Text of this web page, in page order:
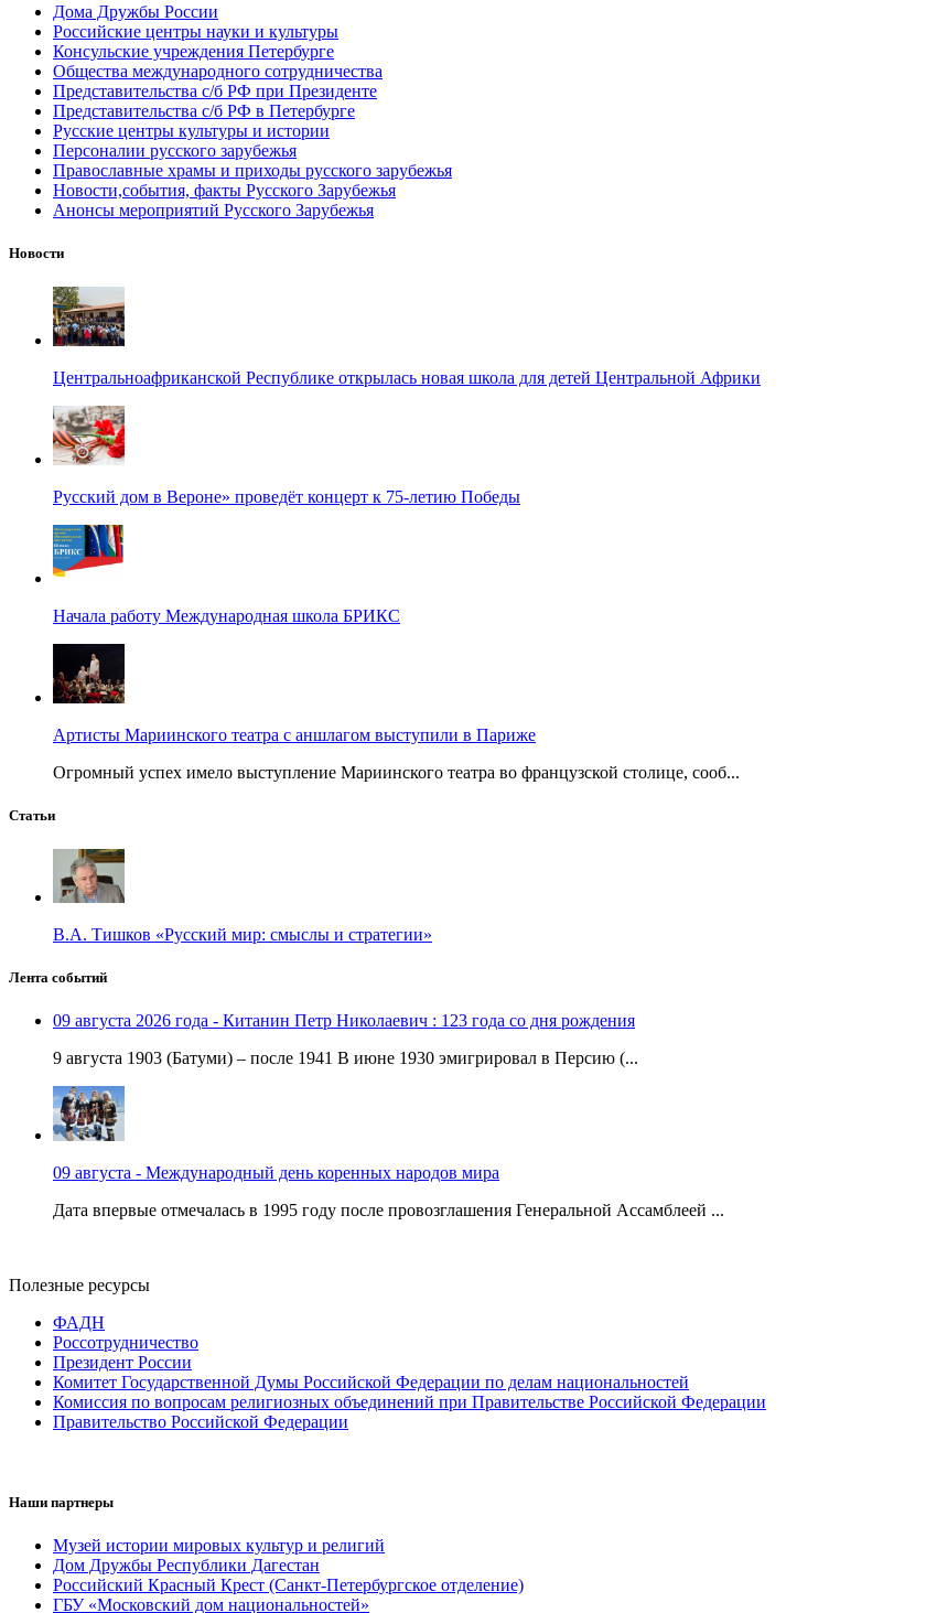
Дома Дружбы России
Российские центры науки и культуры
Консульские учреждения Петербурге
Общества международного сотрудничества
Представительства с/б РФ при Президенте
Представительства с/б РФ в Петербурге
Русские центры культуры и истории
Персоналии русского зарубежья
Православные храмы и приходы русского зарубежья
Новости,события, факты Русского Зарубежья
Анонсы мероприятий Русского Зарубежья
Новости
Центральноафриканской Республике открылась новая школа для детей Центральной Африки
Русский дом в Вероне» проведёт концерт к 75-летию Победы
Начала работу Международная школа БРИКС
Артисты Мариинского театра с аншлагом выступили в Париже
Огромный успех имело выступление Мариинского театра во французской столице, сооб...
Статьи
В.А. Тишков «Русский мир: смыслы и стратегии»
Лента событий
09 августа 2026 года - Китанин Петр Николаевич : 123 года со дня рождения
9 августа 1903 (Батуми) – после 1941 В июне 1930 эмигрировал в Персию (...
09 августа - Международный день коренных народов мира
Дата впервые отмечалась в 1995 году после провозглашения Генеральной Ассамблеей ...
Полезные ресурсы
ФАДН
Россотрудничество
Президент России
Комитет Государственной Думы Российской Федерации по делам национальностей
Комиссия по вопросам религиозных объединений при Правительстве Российской Федерации
Правительство Российской Федерации
Наши партнеры
Музей истории мировых культур и религий
Дом Дружбы Республики Дагестан
Российский Красный Крест (Санкт-Петербургское отделение)
ГБУ «Московский дом национальностей»